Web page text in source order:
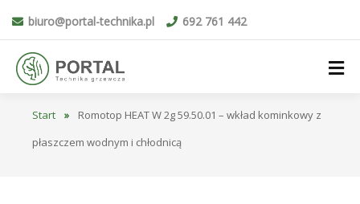
biuro@portal-technika.pl 692 761 442
Start »
Romotop HEAT W 2g 59.50.01 – wkład kominkowy z
płaszczem wodnym i chłodnicą